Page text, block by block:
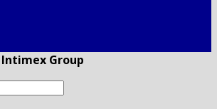
Intimex Group